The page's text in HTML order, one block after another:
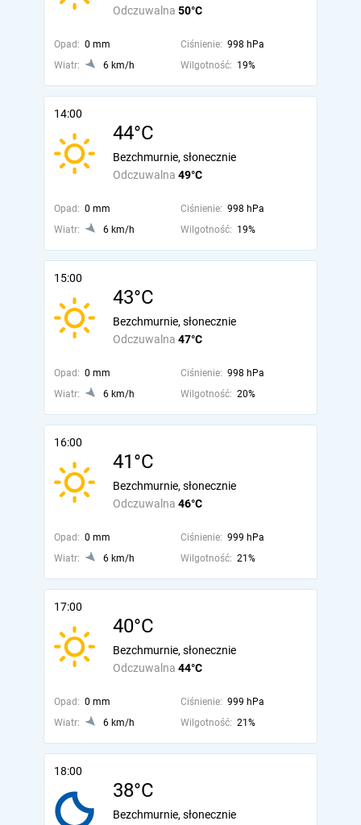
Odczuwalna 50°C
Opad: 0 mm Ciśnienie: 998 hPa
Wiatr:
6 km/h Wilgotność: 19%
14:00
44°C
Odczuwalna 49°C
Bezchmurnie, słonecznie
Opad: 0 mm Ciśnienie: 998 hPa
Wiatr:
6 km/h Wilgotność: 19%
15:00
43°C
Odczuwalna 47°C
Bezchmurnie, słonecznie
Opad: 0 mm Ciśnienie: 998 hPa
Wiatr:
6 km/h Wilgotność: 20%
16:00
41°C
Odczuwalna 46°C
Bezchmurnie, słonecznie
Opad: 0 mm Ciśnienie: 999 hPa
Wiatr:
6 km/h Wilgotność: 21%
17:00
40°C
Odczuwalna 44°C
Bezchmurnie, słonecznie
Opad: 0 mm Ciśnienie: 999 hPa
Wiatr:
6 km/h Wilgotność: 21%
18:00
38°C
Bezchmurnie, słonecznie